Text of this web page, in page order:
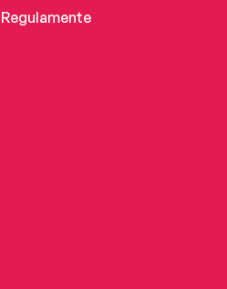
Regulamente